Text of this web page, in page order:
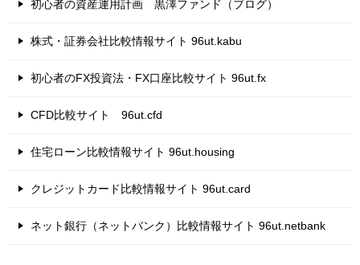
初心者の資産運用計画 黒澤ファンド（ブログ）
株式・証券会社比較情報サイト 96ut.kabu
初心者のFX投資法・FX口座比較サイト 96ut.fx
CFD比較サイト 96ut.cfd
住宅ローン比較情報サイト 96ut.housing
クレジットカード比較情報サイト 96ut.card
ネット銀行（ネットバンク）比較情報サイト 96ut.netbank